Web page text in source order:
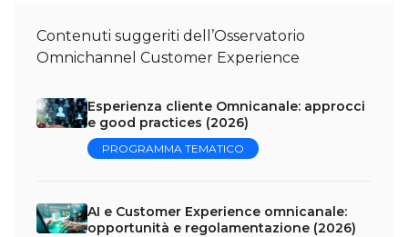
Contenuti suggeriti dell’Osservatorio
Omnichannel Customer Experience
Esperienza cliente Omnicanale: approcci
e good practices (2026)
PROGRAMMA TEMATICO
AI e Customer Experience omnicanale:
opportunità e regolamentazione (2026)